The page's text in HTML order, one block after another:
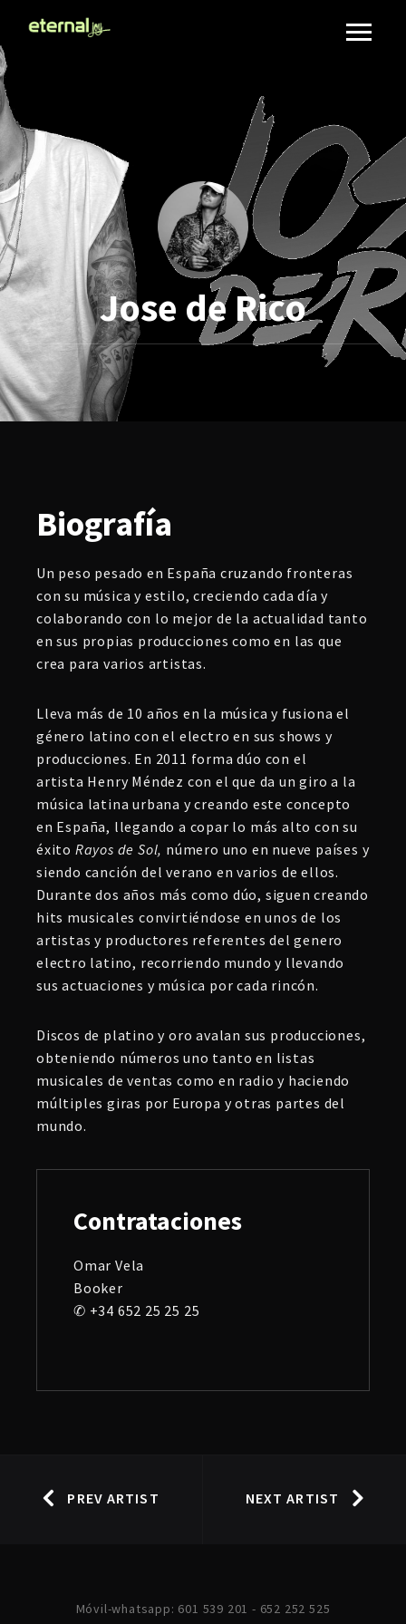
Jose de Rico
Biografía
Un peso pesado en España cruzando fronteras
con su música y estilo, creciendo cada día y
colaborando con lo mejor de la actualidad tanto
en sus propias producciones como en las que
crea para varios artistas.
Lleva más de 10 años en la música y fusiona el
género latino con el electro en sus shows y
producciones. En 2011 forma dúo con el
artista Henry Méndez con el que da un giro a la
música latina urbana y creando este concepto
en España, llegando a copar lo más alto con su
éxito Rayos de Sol, número uno en nueve países y
siendo canción del verano en varios de ellos.
Durante dos años más como dúo, siguen creando
hits musicales convirtiéndose en unos de los
artistas y productores referentes del genero
electro latino, recorriendo mundo y llevando
sus actuaciones y música por cada rincón.
Discos de platino y oro avalan sus producciones,
obteniendo números uno tanto en listas
musicales de ventas como en radio y haciendo
múltiples giras por Europa y otras partes del
mundo.
Contrataciones
Omar Vela
Booker
✆ +34 652 25 25 25
PREV ARTIST NEXT ARTIST
Móvil-whatsapp: 601 539 201 - 652 252 525